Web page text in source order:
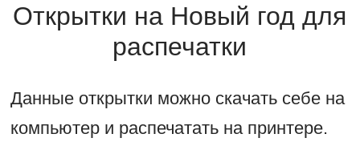
Открытки на Новый год для
распечатки
Данные открытки можно скачать себе на
компьютер и распечатать на принтере.